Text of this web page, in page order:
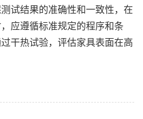
试结果的准确性和一致性，在
应遵循标准规定的程序和条
干热试验，评估家具表面在高